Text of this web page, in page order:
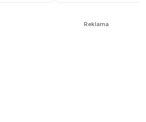
Reklama